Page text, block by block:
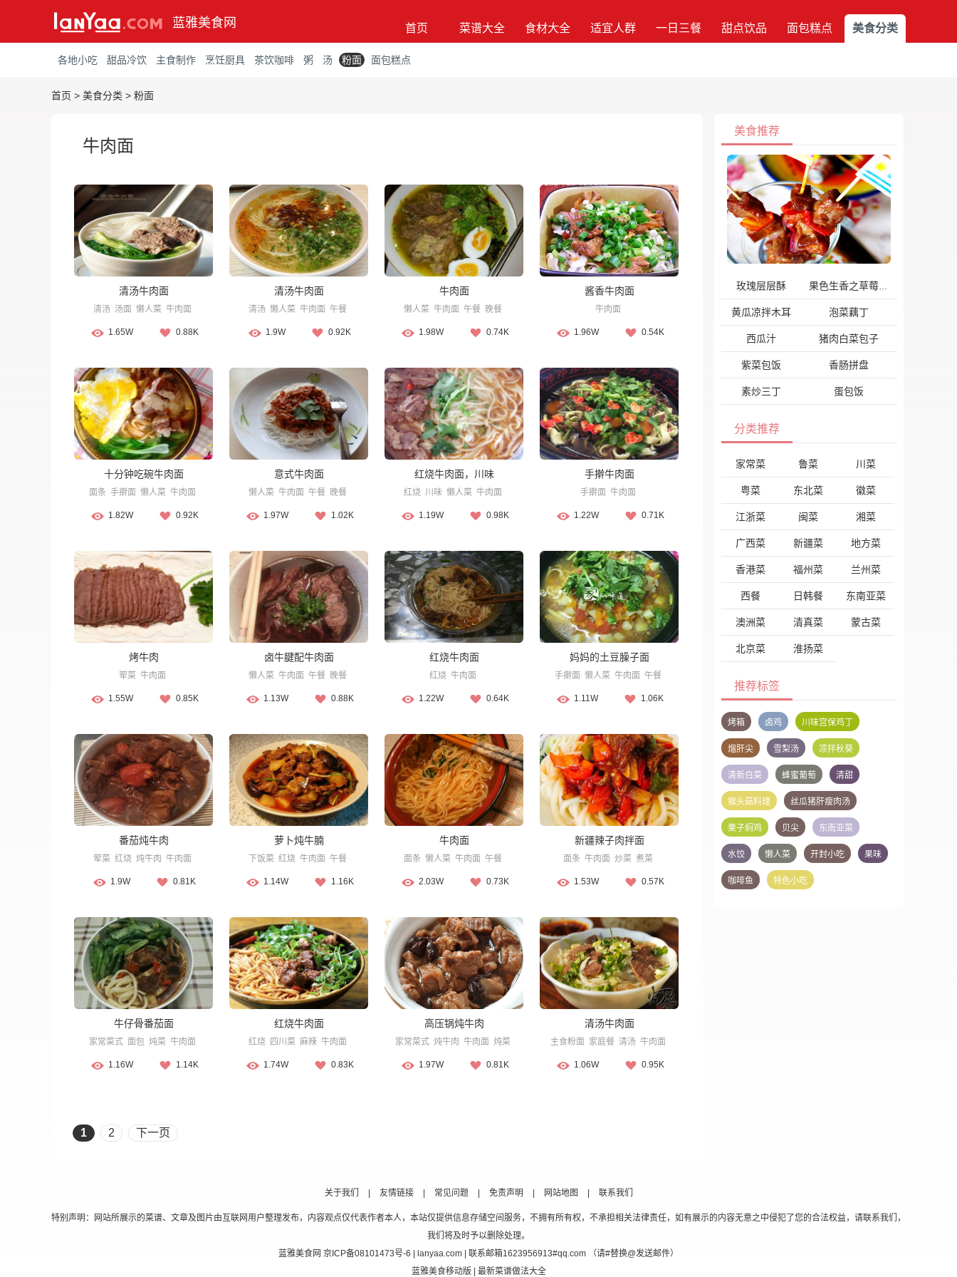
蓝雅美食网 首页 菜谱大全 食材大全 适宜人群 一日三餐 甜点饮品 面包糕点 美食分类
各地小吃 甜品冷饮 主食制作 烹饪厨具 茶饮咖啡 粥 汤 粉面 面包糕点
首页 > 美食分类 > 粉面
牛肉面
清汤牛肉面
清汤 汤面 懒人菜 牛肉面
1.65W 0.88K
清汤牛肉面
清汤 懒人菜 牛肉面 午餐
1.9W 0.92K
牛肉面
懒人菜 牛肉面 午餐 晚餐
1.98W 0.74K
酱香牛肉面
牛肉面
1.96W 0.54K
十分钟吃碗牛肉面
面条 手擀面 懒人菜 牛肉面
1.82W 0.92K
意式牛肉面
懒人菜 牛肉面 午餐 晚餐
1.97W 1.02K
红烧牛肉面，川味
红烧 川味 懒人菜 牛肉面
1.19W 0.98K
手擀牛肉面
手擀面 牛肉面
1.22W 0.71K
烤牛肉
荤菜 牛肉面
1.55W 0.85K
卤牛腱配牛肉面
懒人菜 牛肉面 午餐 晚餐
1.13W 0.88K
红烧牛肉面
红烧 牛肉面
1.22W 0.64K
妈妈的土豆臊子面
手擀面 懒人菜 牛肉面 午餐
1.11W 1.06K
番茄炖牛肉
荤菜 红烧 炖牛肉 牛肉面
1.9W 0.81K
萝卜炖牛腩
下饭菜 红烧 牛肉面 午餐
1.14W 1.16K
牛肉面
面条 懒人菜 牛肉面 午餐
2.03W 0.73K
新疆辣子肉拌面
面条 牛肉面 炒菜 煮菜
1.53W 0.57K
牛仔骨番茄面
家常菜式 面包 炖菜 牛肉面
1.16W 1.14K
红烧牛肉面
红烧 四川菜 麻辣 牛肉面
1.74W 0.83K
高压锅炖牛肉
家常菜式 炖牛肉 牛肉面 炖菜
1.97W 0.81K
清汤牛肉面
主食粉面 家庭餐 清汤 牛肉面
1.06W 0.95K
1 2 下一页
美食推荐
玫瑰层层酥 果色生香之草莓酱
黄瓜凉拌木耳 泡菜藕丁
西瓜汁 猪肉白菜包子
紫菜包饭 香肠拼盘
素炒三丁 蛋包饭
分类推荐
家常菜 鲁菜 川菜
粤菜 东北菜 徽菜
江浙菜 闽菜 湘菜
广西菜 新疆菜 地方菜
香港菜 福州菜 兰州菜
西餐 日韩餐 东南亚菜
澳洲菜 清真菜 蒙古菜
北京菜 淮扬菜
推荐标签
烤箱 卤鸡 川味宫保鸡丁
熘肝尖 雪梨汤 凉拌秋葵
清新白菜 蜂蜜葡萄 清甜
猴头菇料理 丝瓜猪肝瘦肉汤
栗子焖鸡 贝尖 东南亚菜
水饺 懒人菜 开封小吃 果味
咖啡鱼 特色小吃
关于我们 友情链接 常见问题 免责声明 网站地图 联系我们
特别声明：网站所展示的菜谱、文章及图片由互联网用户整理发布，内容观点仅代表作者本人，本站仅提供信息存储空间服务，不拥有所有权，不承担相关法律责任，如有展示的内容无意之中侵犯了您的合法权益，请联系我们，
我们将及时予以删除处理。
蓝雅美食网 京ICP备08101473号-6 | lanyaa.com | 联系邮箱1623956913#qq.com （请#替换@发送邮件）
蓝雅美食移动版 | 最新菜谱做法大全